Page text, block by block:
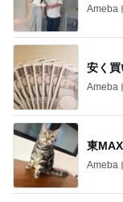
Ameba
安く
Ameba
東
Ameba